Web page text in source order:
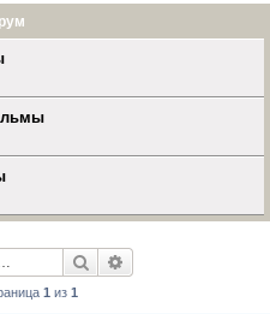
Поиск
1 из 1